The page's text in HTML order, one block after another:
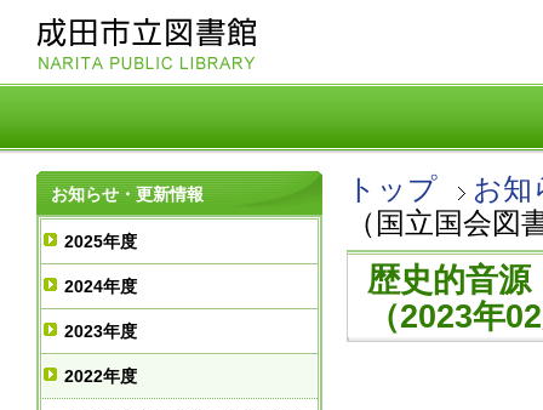
お知らせ・更新情報
2025年度
2024年度
2023年度
2022年度
トップ
お知
（国立国会
歴史的音
（2023年